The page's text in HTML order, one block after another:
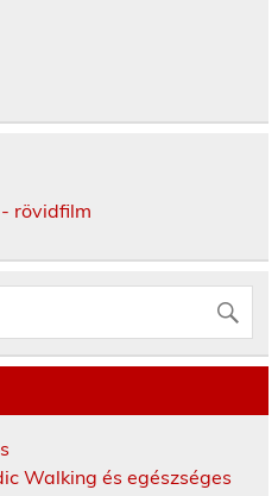
rövidfilm
Walking és egészséges